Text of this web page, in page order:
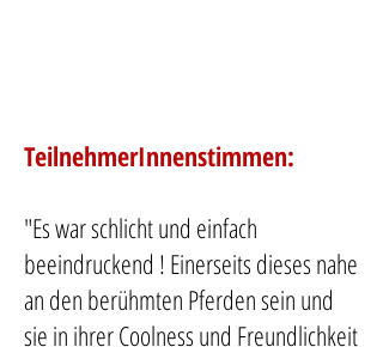
TeilnehmerInnenstimmen:
"Es war schlicht und einfach
beeindruckend ! Einerseits dieses nahe
an den berühmten Pferden sein und
sie in ihrer Coolness und Freundlichkeit